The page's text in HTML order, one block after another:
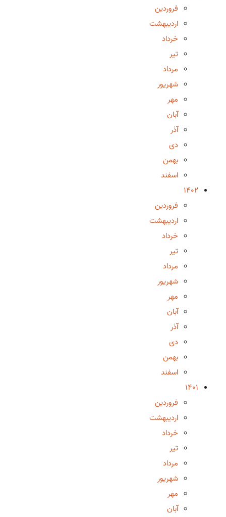
فروردین
اردیبهشت
خرداد
تیر
مرداد
شهریور
مهر
آبان
آذر
دی
بهمن
اسفند
1402
فروردین
اردیبهشت
خرداد
تیر
مرداد
شهریور
مهر
آبان
آذر
دی
بهمن
اسفند
1401
فروردین
اردیبهشت
خرداد
تیر
مرداد
شهریور
مهر
آبان